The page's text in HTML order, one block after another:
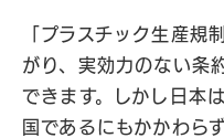
「プラスチック生産規
がり、実効力のない条
できます。しかし日本
国であるにもかかわら